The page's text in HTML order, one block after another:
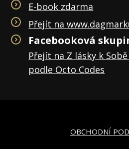
E-book zdarma
Přejít na
Facebooková
Přejít na Z lásky k
podle Octo Codes
OBCHODNÍ